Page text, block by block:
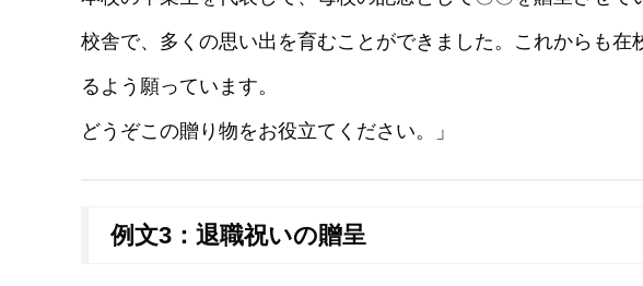
校舎で、多くの思い出を育むことができました。これからも
るよう願っています。
どうぞこの贈り物をお役立てください。」
例文3：退職祝いの贈呈